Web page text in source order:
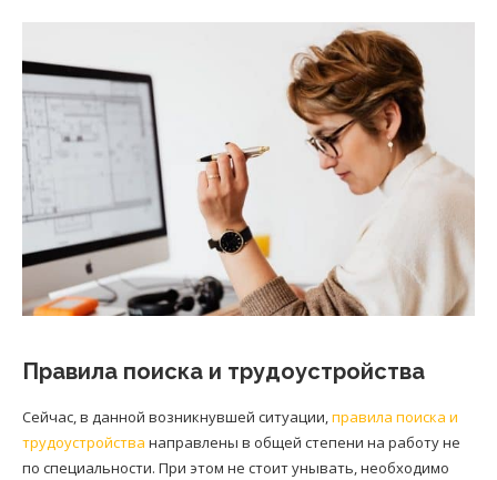
Правила поиска и трудоустройства
Сейчас, в данной возникнувшей ситуации,правила поиска и
трудоустройства направлены в общей степени на работу не
по специальности. При этом не стоит унывать, необходимо